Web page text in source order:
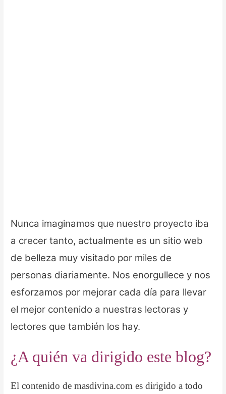
Nunca imaginamos que nuestro proyecto iba
a crecer tanto, actualmente es un sitio web
de belleza muy visitado por miles de
personas diariamente. Nos enorgullece y nos
esforzamos por mejorar cada día para llevar
el mejor contenido a nuestras lectoras y
lectores que también los hay.
¿A quién va dirigido este blog?
El contenido de masdivina.com es dirigido a todo